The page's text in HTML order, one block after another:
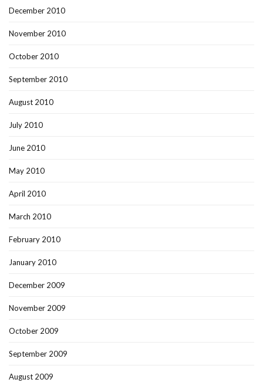
December 2010
November 2010
October 2010
September 2010
August 2010
July 2010
June 2010
May 2010
April 2010
March 2010
February 2010
January 2010
December 2009
November 2009
October 2009
September 2009
August 2009